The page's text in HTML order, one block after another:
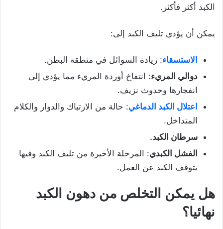
الكبد أكثر فأكثر.
يمكن أن يؤدي تليف الكبد إلى:
الاستسقاء: زيادة السوائل في منطقة البطن.
دوالي المريء: انتفاخ أوردة المريء مما يؤدي إلى
انفجارها وحدوث نزيف.
اعتلال الكبد الدماغي: حالة من الارتباك والدوار والكلام
المتداخل.
سرطان الكبد.
الفشل الكبدي: المرحلة الأخيرة من تليف الكبد وفيها
يتوقف الكبد عن العمل.
هل يمكن التخلص من دهون الكبد
نهائيا؟